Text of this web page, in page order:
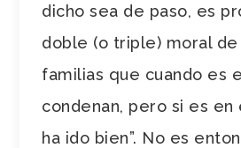
dicho sea de paso, es
doble (o triple) moral de
familias que cuando es
condenan, pero si es en
ha ido bien”. No es